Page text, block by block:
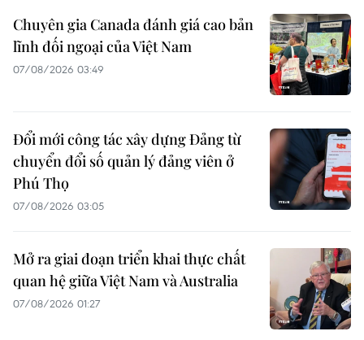
Chuyên gia Canada đánh giá cao bản
lĩnh đối ngoại của Việt Nam
07/08/2026 03:49
Đổi mới công tác xây dựng Đảng từ
chuyển đổi số quản lý đảng viên ở
Phú Thọ
07/08/2026 03:05
Mở ra giai đoạn triển khai thực chất
quan hệ giữa Việt Nam và Australia
07/08/2026 01:27